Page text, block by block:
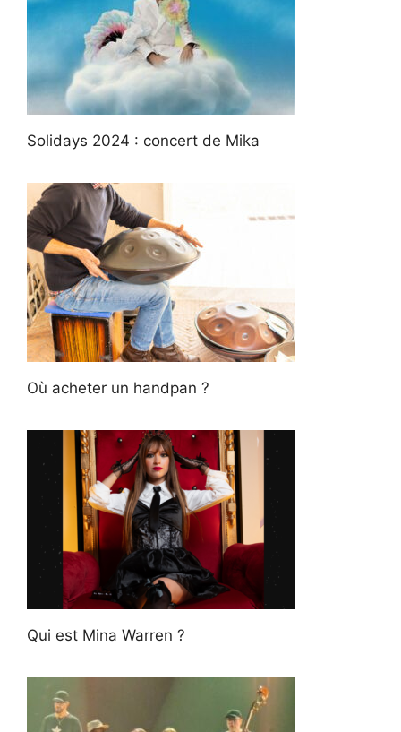
Solidays 2024 : concert de Mika
Où acheter un handpan ?
Qui est Mina Warren ?